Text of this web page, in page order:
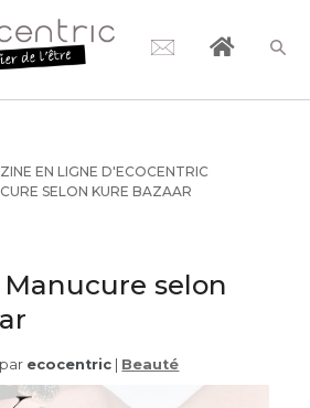
EN LIGNE D'ECOCENTRIC
SELON KURE BAZAAR
selon
ecocentric Beauté